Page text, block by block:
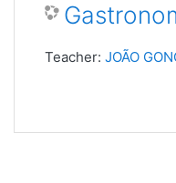
Teacher: JOÃO